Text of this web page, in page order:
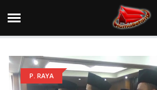
P. RAYA